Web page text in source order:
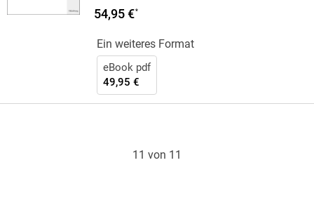
54,95 €*
Ein weiteres Format
eBook pdf
49,95 €
11 von 11